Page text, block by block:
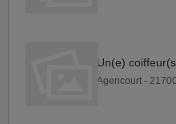
Agencourt - 21700